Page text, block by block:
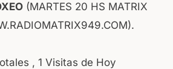
(MARTES 20 HS MATRIX
, 1 Visitas de Hoy